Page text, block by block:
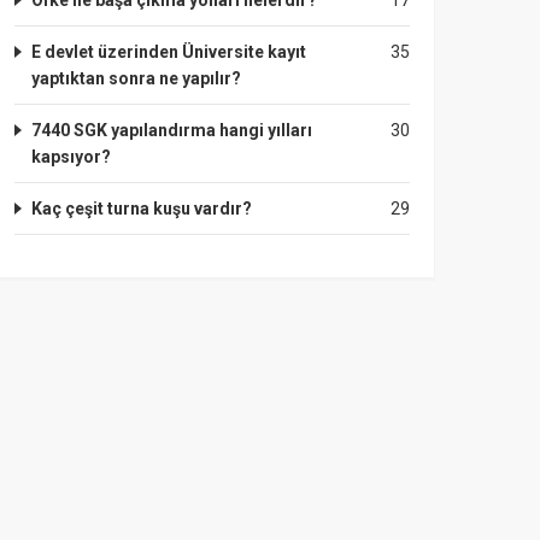
35
E devlet üzerinden Üniversite kayıt
yaptıktan sonra ne yapılır?
30
7440 SGK yapılandırma hangi yılları
kapsıyor?
29
Kaç çeşit turna kuşu vardır?